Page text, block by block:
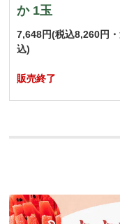
か 1玉
7,648円(税込8,260円
込)
販売終了